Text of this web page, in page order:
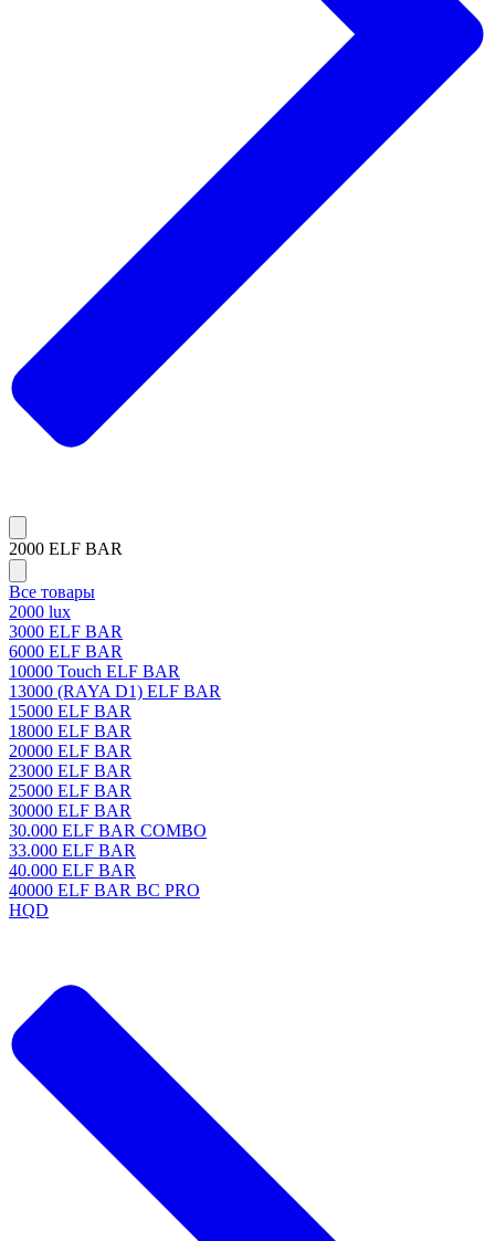
2000 ELF BAR
Все товары
2000 lux
3000 ELF BAR
6000 ELF BAR
10000 Touch ELF BAR
13000 (RAYA D1) ELF BAR
15000 ELF BAR
18000 ELF BAR
20000 ELF BAR
23000 ELF BAR
25000 ELF BAR
30000 ELF BAR
30.000 ELF BAR COMBO
33.000 ELF BAR
40.000 ELF BAR
40000 ELF BAR BC PRO
HQD